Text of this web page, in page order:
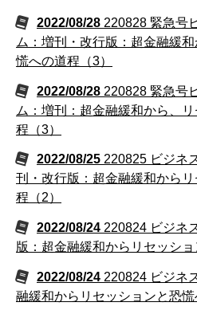
2022/08/28 220828 緊急号
ム：増刊・改行版：超金融緩
慌への道程（3）
2022/08/28 220828 緊急号
ム：増刊：超金融緩和から、
程（3）
2022/08/25 220825 ビジネ
刊・改行版：超金融緩和から
程（2）
2022/08/24 220824 ビジネ
版：超金融緩和からリセッショ
2022/08/24 220824 ビジネ
融緩和からリセッションと恐慌